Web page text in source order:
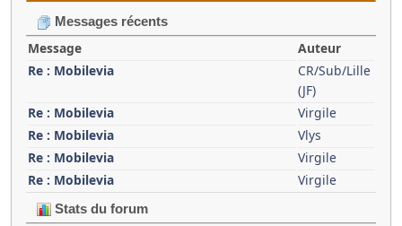
Messages récents
Message
Auteur
Re : Mobilevia
CR/Sub/Lille
(JF)
Re : Mobilevia
Virgile
Re : Mobilevia
Vlys
Re : Mobilevia
Virgile
Re : Mobilevia
Virgile
Stats du forum